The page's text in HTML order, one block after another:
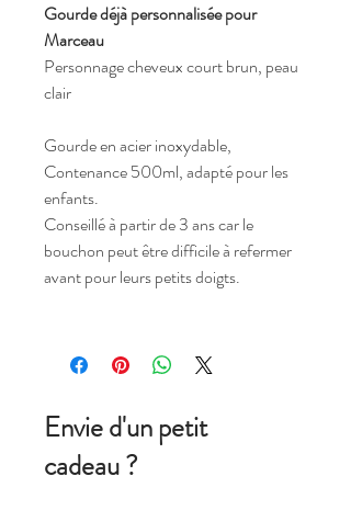
Gourde déjà personnalisée pour
Marceau
Personnage cheveux court brun, peau
clair
Gourde en acier inoxydable,
Contenance 500ml, adapté pour les
enfants.
Conseillé à partir de 3 ans car le
bouchon peut être difficile à refermer
avant pour leurs petits doigts.
Envie d'un petit
cadeau ?